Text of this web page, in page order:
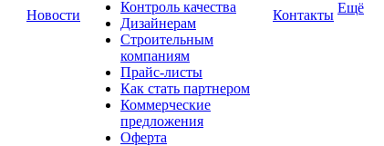
Новости
Контроль качества
Дизайнерам
Строительным
компаниям
Прайс-листы
Как стать партнером
Коммерческие
предложения
Оферта
Контакты Ещё